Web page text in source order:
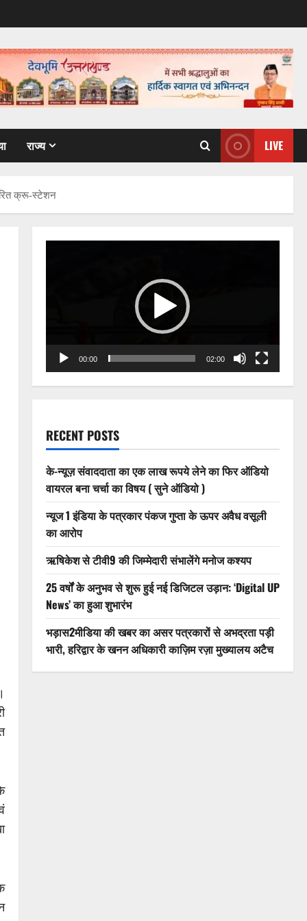
राज्य LIVE
क्रू-स्टेशन
00:00 02:00
RECENT POSTS
के-न्यूज़ संवाददाता का एक लाख रूपये लेने का फिर ऑडियो
वायरल बना चर्चा का विषय ( सुने ऑडियो )
न्यूज 1 इंडिया के पत्रकार पंकज गुप्ता के ऊपर अवैध वसूली
का आरोप
ऋषिकेश से टीवी9 की जिम्मेदारी संभालेंगे मनोज कश्यप
25 वर्षों के अनुभव से शुरू हुई नई डिजिटल उड़ान: ‘Digital UP
News’ का हुआ शुभारंभ
भड़ास2मीडिया की खबर का असर पत्रकारों से अभद्रता पड़ी
भारी, हरिद्वार के खनन अधिकारी काज़िम रज़ा मुख्यालय अटैच